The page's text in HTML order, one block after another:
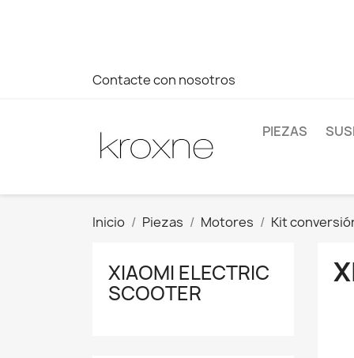
Contacte con nosotros
PIEZAS
Inicio Piezas Motores Kit
XIAOMI ELECTRIC
SCOOTER